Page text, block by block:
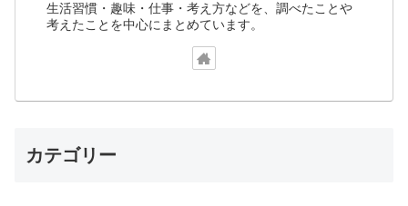
生活習慣・趣味・仕事・考え方などを、調べたことや
考えたことを中心にまとめています。
カテゴリー